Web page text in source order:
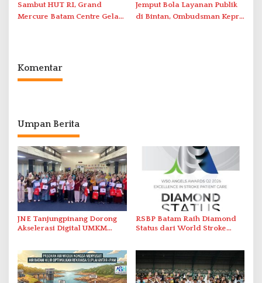
Sambut HUT RI, Grand
Mercure Batam Centre Gelar
Jemput Bola Layanan Publik
di Bintan, Ombudsman Kepri
Komentar
Umpan Berita
JNE Tanjungpinang Dorong
Akselerasi Digital UMKM
RSBP Batam Raih Diamond
Status dari World Stroke
Berstandar Internasional